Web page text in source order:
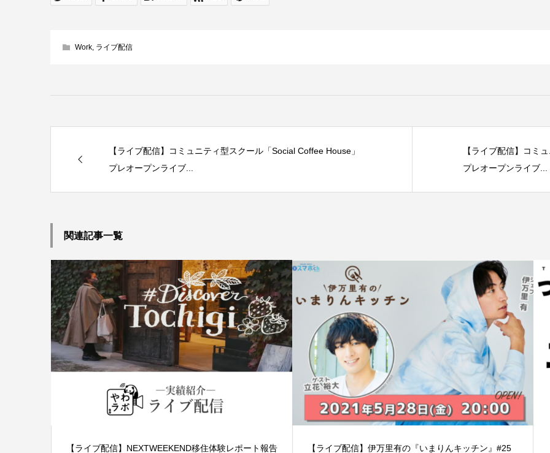
Work, ライブ配信
【ライブ配信】コミュニティ型スクール「Social Coffee House」
プレオープンライブ...
【ライブ配信】コミ
プレオープンライブ...
関連記事一覧
【ライブ配信】NEXTWEEKEND移住体験レポート報告 【ライブ配信】伊万里有の『いまりんキッチン』#25